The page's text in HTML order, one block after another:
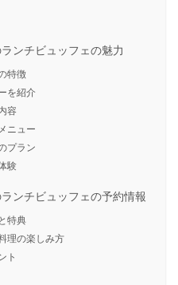
ンチビュッフェの魅力
特徴
を紹介
容
ニュー
プラン
験
ンチビュッフェの予約情報
特典
理の楽しみ方
ト